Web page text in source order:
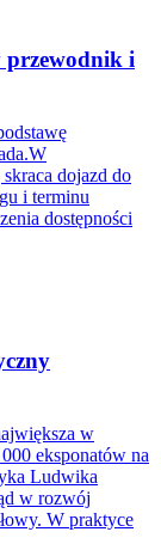
przewodnik i
dojazd do
i terminu
dostępności
w
eksponatów na
Ludwika
w rozwój
W praktyce